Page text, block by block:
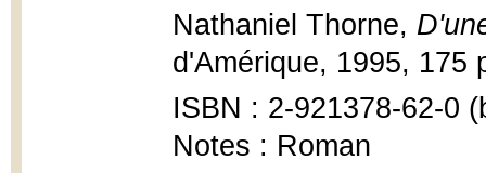
Nathaniel Thorne,
d'Amérique, 1995, 175
ISBN : 2-921378-62-0
Notes : Roman